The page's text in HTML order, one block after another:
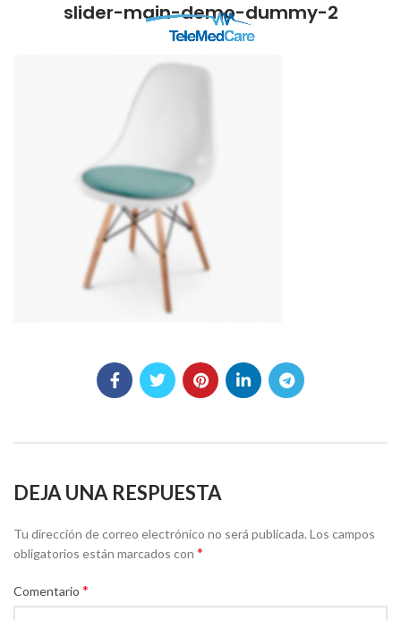
slider-main-demo-dummy-2
DEJA UNA RESPUESTA
Tu dirección de correo electrónico no será publicada. Los campos
obligatorios están marcados con *
Comentario *